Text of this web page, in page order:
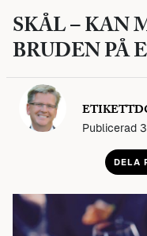
SKÅL – KAN
BRUDEN PÅ
Publicerad
DELA